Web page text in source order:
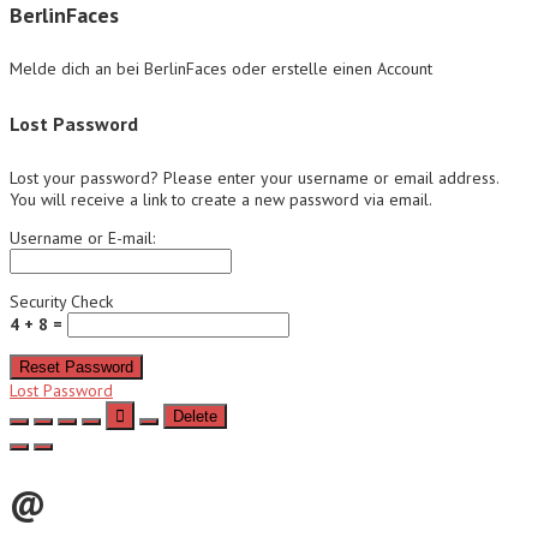
BerlinFaces
Melde dich an bei BerlinFaces oder erstelle einen Account
Lost Password
Lost your password? Please enter your username or email address.
You will receive a link to create a new password via email.
Username or E-mail:
Security Check
4 + 8 =
Reset Password
Lost Password
Delete
@